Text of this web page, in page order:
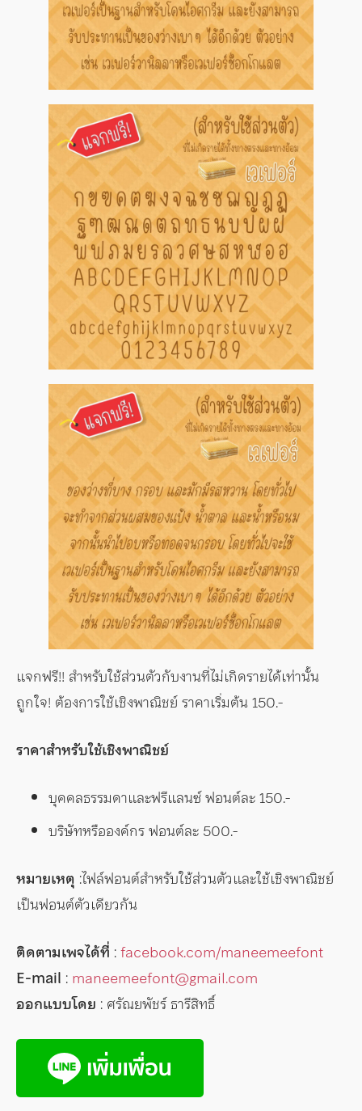
แจกฟรี!! สำหรับใช้ส่วนตัวกับงานที่ไม่เกิดรายได้เท่านั้น
ถูกใจ! ต้องการใช้เชิงพาณิชย์ ราคาเริ่มต้น 150.-
ราคาสำหรับใช้เชิงพาณิชย์
บุคคลธรรมดาและฟรีแลนซ์ ฟอนต์ละ 150.-
บริษัทหรือองค์กร ฟอนต์ละ 500.-
หมายเหตุ :ไฟล์ฟอนต์สำหรับใช้ส่วนตัวและใช้เชิงพาณิชย์
เป็นฟอนต์ตัวเดียวกัน
ติดตามเพจได้ที่ :facebook.com/maneemeefont
E-mail : maneemeefont@gmail.com
ออกแบบโดย : ศรัณยพัชร์ ธารีสิทธิ์